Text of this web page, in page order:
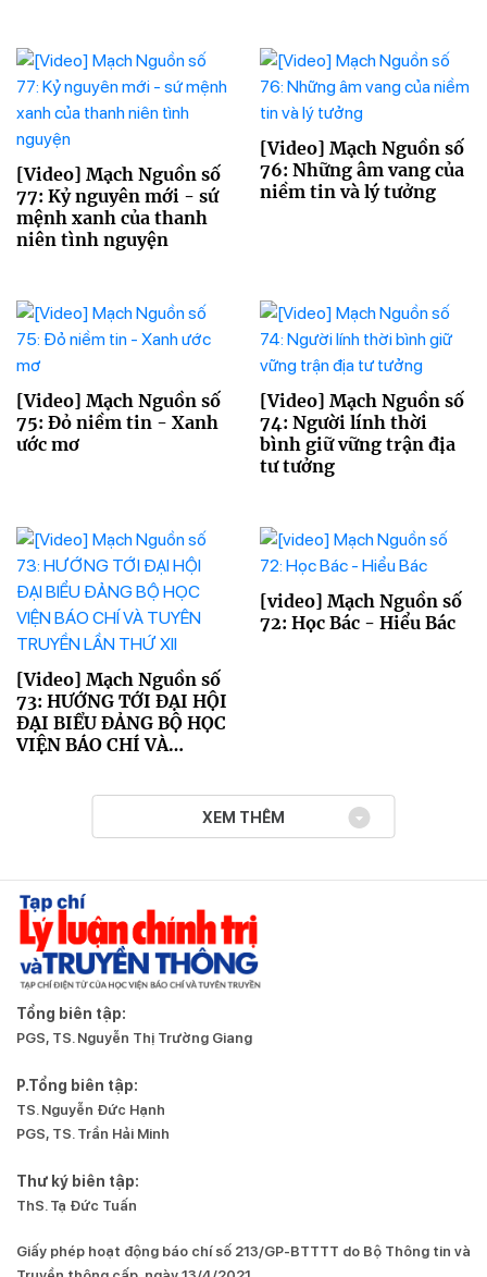
[Video] Mạch Nguồn số
77: Kỷ nguyên mới - sứ
mệnh xanh của thanh
niên tình nguyện
[Video] Mạch Nguồn số
76: Những âm vang của
niềm tin và lý tưởng
[Video] Mạch Nguồn số
75: Đỏ niềm tin - Xanh
ước mơ
[Video] Mạch Nguồn số
74: Người lính thời
bình giữ vững trận địa
tư tưởng
[Video] Mạch Nguồn số
73: HƯỚNG TỚI ĐẠI HỘI
ĐẠI BIỂU ĐẢNG BỘ HỌC
VIỆN BÁO CHÍ VÀ
[video] Mạch Nguồn số
72: Học Bác - Hiểu Bác
XEM THÊM
Tổng biên tập:
PGS, TS. Nguyễn Thị Trường Giang
P.Tổng biên tập:
TS. Nguyễn Đức Hạnh
PGS, TS. Trần Hải Minh
Thư ký biên tập:
ThS. Tạ Đức Tuấn
Giấy phép hoạt động báo chí số 213/GP-BTTTT do Bộ Thông tin và